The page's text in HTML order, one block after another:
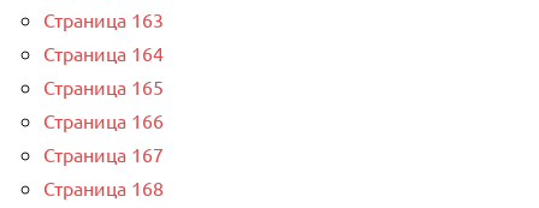
Страница 163
Страница 164
Страница 165
Страница 166
Страница 167
Страница 168